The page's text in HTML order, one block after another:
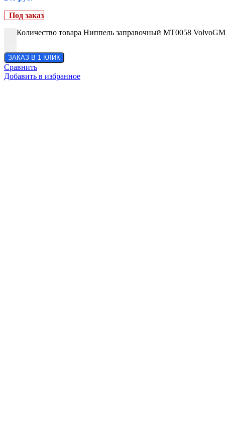
Под заказ
-
Количество товара Ниппель заправочный MT0058
ЗАКАЗ В 1 КЛИК
Сравнить
Добавить в избранное